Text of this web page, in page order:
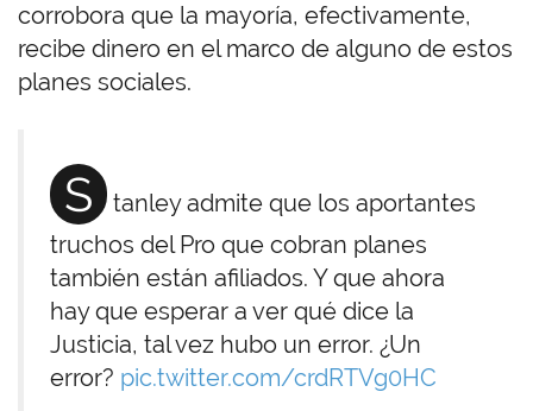
corrobora que la mayoría, efectivamente,
recibe dinero en el marco de alguno de estos
planes sociales.
S
tanley admite que los aportantes
truchos del Pro que cobran planes
también están afiliados. Y que ahora
hay que esperar a ver qué dice la
Justicia, tal vez hubo un error. ¿Un
error? pic.twitter.com/crdRTVg0HC